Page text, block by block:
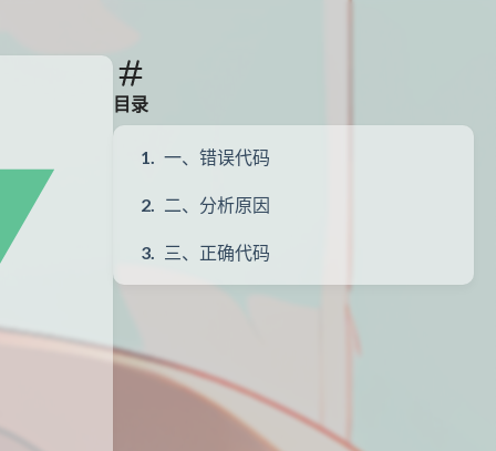
目录
一、错误代码
二、分析原因
三、正确代码